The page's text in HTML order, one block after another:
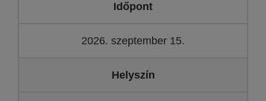
Időpont
2026. szeptember 15.
Helyszín